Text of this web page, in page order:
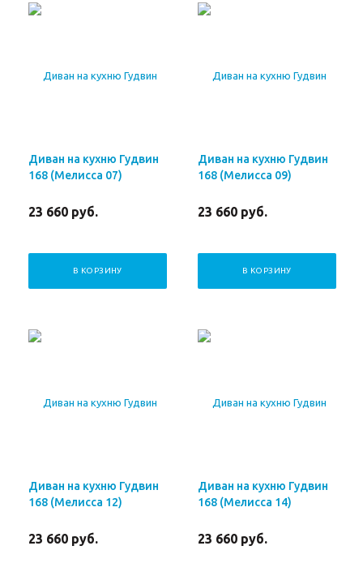
Диван на кухню Гудвин
168 (Мелисса 07)
23 660 руб.
В КОРЗИНУ
Диван на кухню Гудвин
168 (Мелисса 09)
23 660 руб.
В КОРЗИНУ
Диван на кухню Гудвин
168 (Мелисса 12)
23 660 руб.
Диван на кухню Гудвин
168 (Мелисса 14)
23 660 руб.